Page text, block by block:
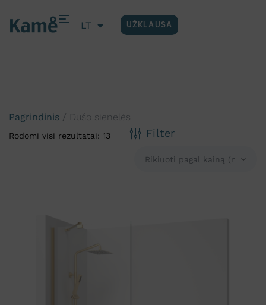
LT
EN UŽKLAUSA
Pagrindinis / Dušo sienelės
Rodomi visi rezultatai: 13 Filter